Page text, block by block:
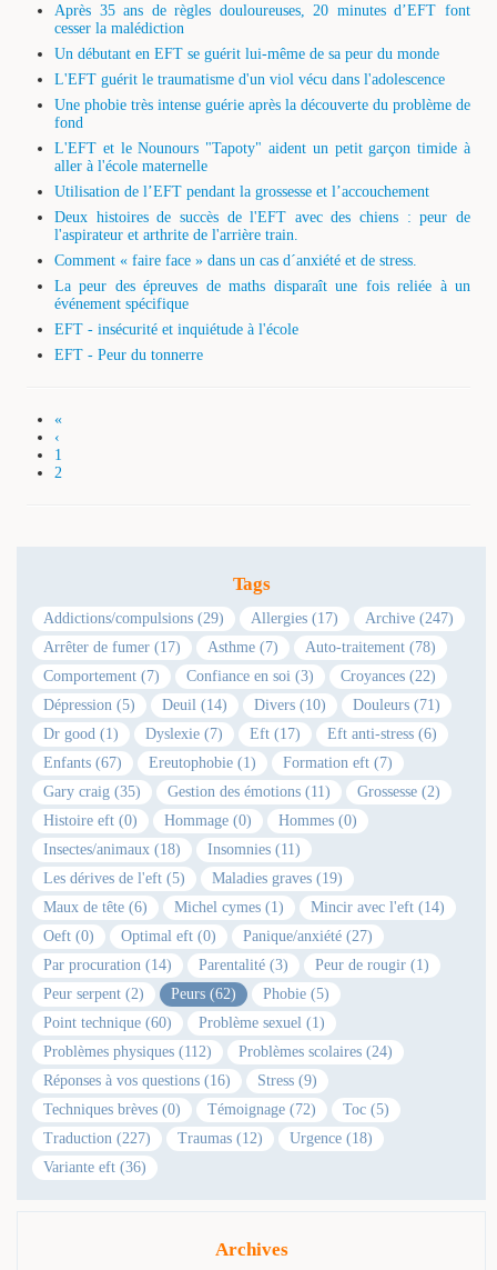
Après 35 ans de règles douloureuses, 20 minutes d’EFT font
cesser la malédiction
Un débutant en EFT se guérit lui-même de sa peur du monde
L'EFT guérit le traumatisme d'un viol vécu dans l'adolescence
Une phobie très intense guérie après la découverte du problème de
fond
L'EFT et le Nounours "Tapoty" aident un petit garçon timide à
aller à l'école maternelle
Utilisation de l’EFT pendant la grossesse et l’accouchement
Deux histoires de succès de l'EFT avec des chiens : peur de
l'aspirateur et arthrite de l'arrière train.
Comment « faire face » dans un cas d´anxiété et de stress.
La peur des épreuves de maths disparaît une fois reliée à un
événement spécifique
EFT - insécurité et inquiétude à l'école
EFT - Peur du tonnerre
«
‹
1
2
Tags
Addictions/compulsions (29) Allergies (17)
Archive (247)
Arrêter de fumer (17)
Asthme (7)
Auto-traitement (78)
Comportement (7)
Confiance en soi (3)
Croyances (22)
Dépression (5)
Deuil (14) Divers (10)
Douleurs (71)
Dr good (1)
Dyslexie (7) Eft (17)
Eft anti-stress (6)
Enfants (67)
Ereutophobie (1)
Formation eft (7)
Gary craig (35)
Gestion des émotions (11)
Grossesse (2)
Histoire eft (0)
Hommage (0)
Hommes (0)
Insectes/animaux (18)
Insomnies (11)
Les dérives de l'eft (5)
Maladies graves (19)
Maux de tête (6)
Michel cymes (1)
Mincir avec l'eft (14)
Oeft (0)
Optimal eft (0)
Panique/anxiété (27)
Par procuration (14)
Parentalité (3)
Peur de rougir (1)
Peur serpent (2)
Peurs (62)
Phobie (5)
Point technique (60)
Problème sexuel (1)
Problèmes physiques (112)
Problèmes scolaires (24)
Réponses à vos questions (16)
Stress (9)
Techniques brèves (0)
Témoignage (72)
Toc (5)
Traduction (227)
Traumas (12)
Urgence (18)
Variante eft (36)
Archives